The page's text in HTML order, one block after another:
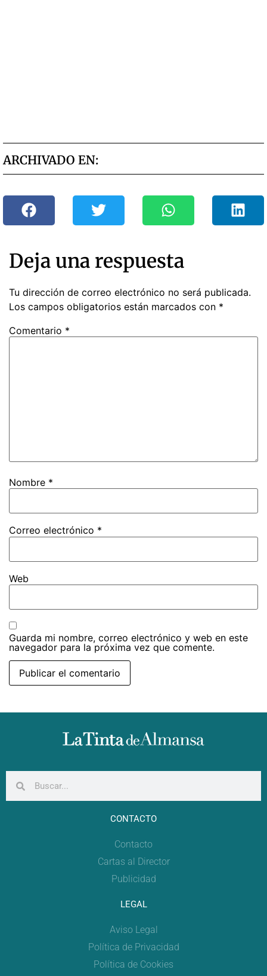
ARCHIVADO EN:
Deja una respuesta
Tu dirección de correo electrónico no será publicada.
Los campos obligatorios están marcados con *
Comentario *
Nombre *
Correo electrónico *
Web
Guarda mi nombre, correo electrónico y web en este
navegador para la próxima vez que comente.
CONTACTO
Contacto
Cartas al Director
Publicidad
LEGAL
Aviso Legal
Política de Privacidad
Política de Cookies